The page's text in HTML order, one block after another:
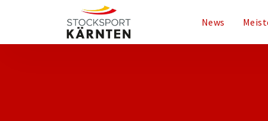
News